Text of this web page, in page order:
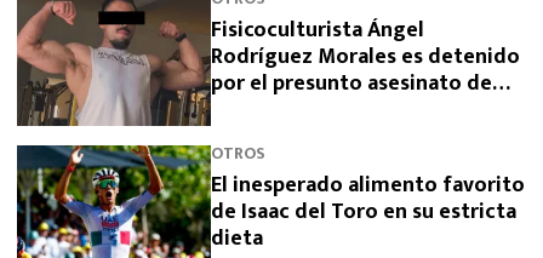
Fisicoculturista Ángel
Rodríguez Morales es detenido
por el presunto asesinato de
OTROS
El inesperado alimento favorito
de Isaac del Toro en su estricta
dieta